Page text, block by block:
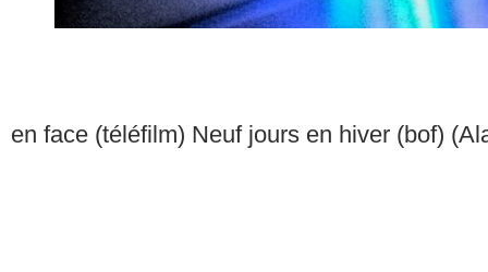
en face (téléfilm) Neuf jours en hiver (bof)